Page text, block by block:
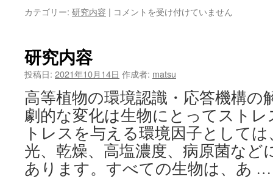
カテゴリー: 研究内容 | 研
は
コメントを受け付けていません
研究内容
投稿日: 2021年10月14日 作成者: matsu
高等植物の環境認識・応答機構の
劇的な変化は生物にとってスト
トレスを与える環境因子として
光、乾燥、高塩濃度、病原菌など
あります。すべての生物は、あ